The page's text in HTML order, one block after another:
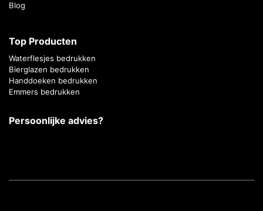
Blog
Top Producten
Waterflesjes bedrukken
Bierglazen bedrukken
Handdoeken bedrukken
Emmers bedrukken
Persoonlijke advies?